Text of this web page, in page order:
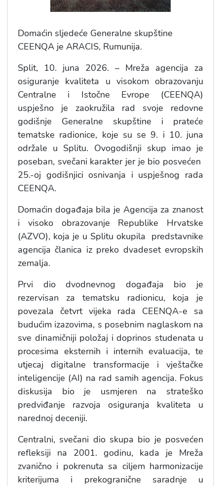
Domaćin sljedeće Generalne skupštine
CEENQA je ARACIS, Rumunija.
Split, 10. juna 2026. – Mreža agencija za
osiguranje kvaliteta u visokom obrazovanju
Centralne i Istočne Evrope (CEENQA)
uspješno je zaokružila rad svoje redovne
godišnje Generalne skupštine i prateće
tematske radionice, koje su se 9. i 10. juna
održale u Splitu. Ovogodišnji skup imao je
poseban, svečani karakter jer je bio posvećen
25.-oj godišnjici osnivanja i uspješnog rada
CEENQA.
​Domaćin događaja bila je Agencija za znanost
i visoko obrazovanje Republike Hrvatske
(AZVO), koja je u Splitu okupila predstavnike
agencija članica iz preko dvadeset evropskih
zemalja.
​​Prvi dio dvodnevnog događaja bio je
rezervisan za tematsku radionicu, koja je
povezala četvrt vijeka rada CEENQA-e sa
budućim izazovima, s posebnim naglaskom na
sve dinamičniji položaj i doprinos studenata u
procesima eksternih i internih evaluacija, te
utjecaj digitalne transformacije i vještačke
inteligencije (AI) na rad samih agencija. Fokus
diskusija bio je usmjeren na strateško
predviđanje razvoja osiguranja kvaliteta u
narednoj deceniji.
​​Centralni, svečani dio skupa bio je posvećen
refleksiji na 2001. godinu, kada je Mreža
zvanično i pokrenuta sa ciljem harmonizacije
kriterijuma i prekogranične saradnje u